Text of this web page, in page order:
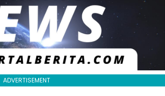
ADVERTISEMENT